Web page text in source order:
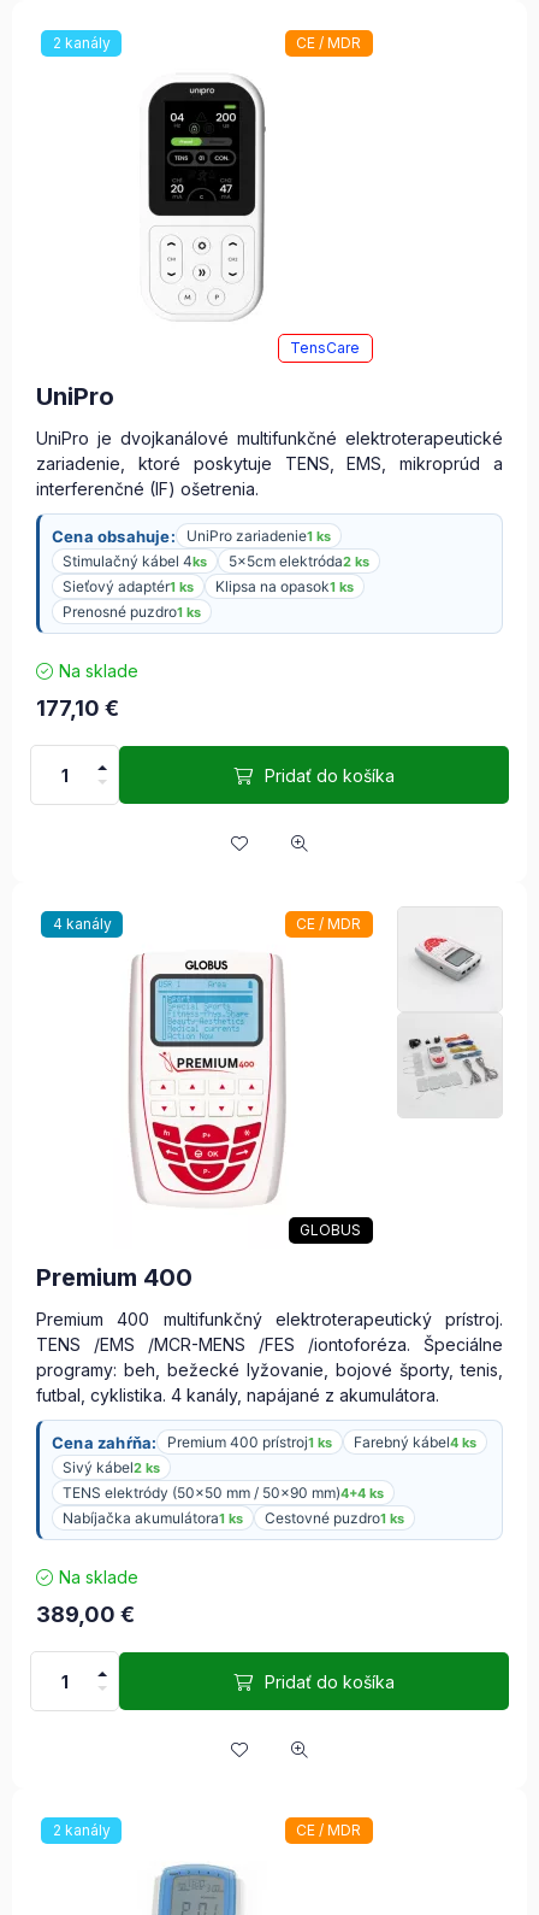
2 kanály CE / MDR
TensCare
UniPro
UniPro je dvojkanálové multifunkčné elektroterapeutické
zariadenie, ktoré poskytuje TENS, EMS, mikroprúd a
interferenčné (IF) ošetrenia.
Cena obsahuje: UniPro zariadenie1 ks
Stimulačný kábel 4ks 5x5cm elektróda2 ks
Sieťový adaptér1 ks Klipsa na opasok1 ks
Prenosné puzdro1 ks
Na sklade
177,10 €
Pridať do košíka
4 kanály CE / MDR
GLOBUS
Premium 400
Premium 400 multifunkčný elektroterapeutický prístroj.
TENS /EMS /MCR-MENS /FES /iontoforéza. Špeciálne
programy: beh, bežecké lyžovanie, bojové športy, tenis,
futbal, cyklistika. 4 kanály, napájané z akumulátora.
Cena zahŕňa: Premium 400 prístroj1 ks Farebný kábel4 ks
Sivý kábel2 ks
TENS elektródy (50x50 mm / 50x90 mm)4+4 ks
Nabíjačka akumulátora1 ks Cestovné puzdro1 ks
Na sklade
389,00 €
Pridať do košíka
2 kanály CE / MDR